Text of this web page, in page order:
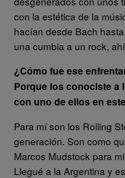
con la estética de la
hacían desde Bach
una cumbia a un rock,
¿Cómo fue ese
Porque los conociste a
con uno de ellos en
Para mí son los Rolling
generación. Son como
Marcos Mudstock para
Llegué a la Argentina y